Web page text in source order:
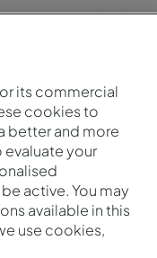
ou Pousada de
its commercial
cookies to
better and more
your
active. You may
available in this
use cookies,